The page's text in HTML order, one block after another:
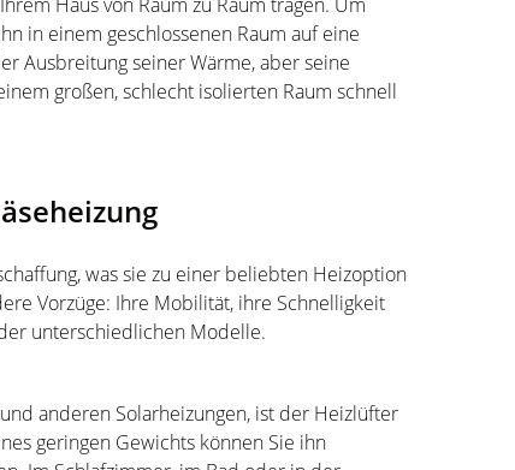
in einem geschlossenen Raum auf eine
Ausbreitung seiner Wärme, aber seine
großen, schlecht isolierten Raum schnell
was sie zu einer beliebten Heizoption
Vorzüge: Ihre Mobilität, ihre Schnelligkeit
unterschiedlichen Modelle.
anderen Solarheizungen, ist der Heizlüfter
geringen Gewichts können Sie ihn